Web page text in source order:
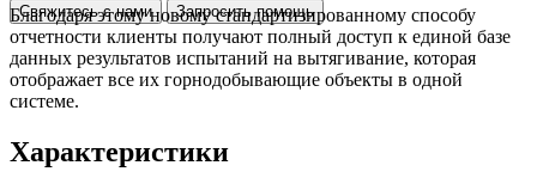
Свяжитесь с нами Запросить помощь
Благодаря этому новому стандартизированному способу
отчетности клиенты получают полный доступ к единой базе
данных результатов испытаний на вытягивание, которая
отображает все их горнодобывающие объекты в одной
системе.
Характеристики